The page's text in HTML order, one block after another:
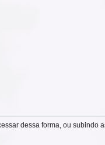
dessa forma, ou